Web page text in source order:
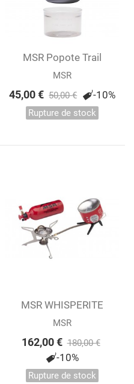
MSR Popote Trail
Mini™ Solo
MSR
45,00 € 50,00 € -10%
Rupture de stock
MSR WHISPERITE
UNIVERSAL STOVE...
MSR
162,00 € 180,00 €
-10%
Rupture de stock